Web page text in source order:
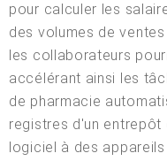
pour calculer les
des volumes de
les collaborateurs
accélérant ainsi les
de pharmacie
registres d'un entrepôt
logiciel à des